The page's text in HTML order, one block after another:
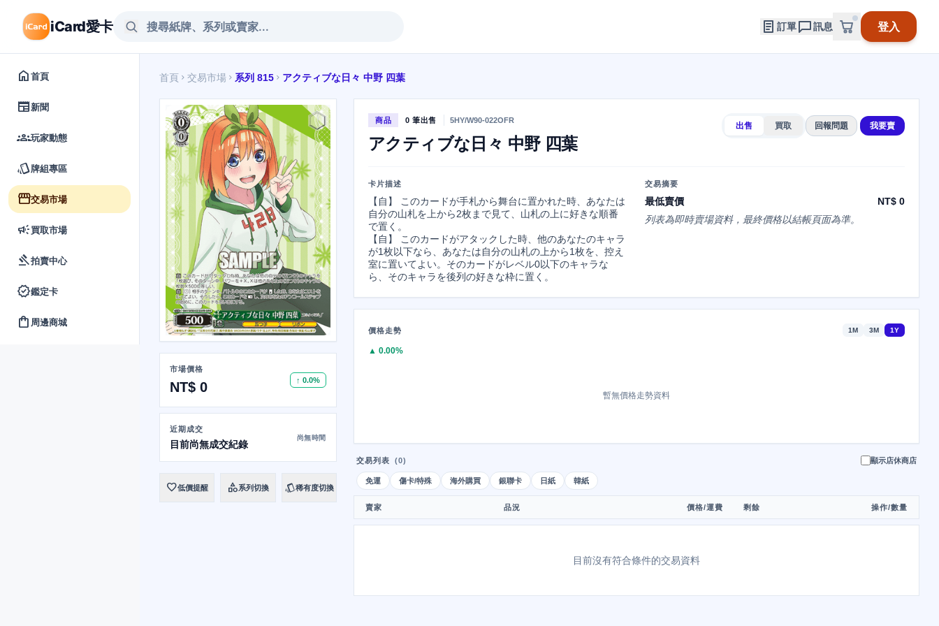
iCard愛卡 訂單 訊息 登入
home首頁
newspaper新聞
groups玩家動態
style牌組專區
storefront交易市場
campaign買取市場
gavel拍賣中心
verified鑑定卡
shopping_bag 周邊商城
首頁 chevron_right 交易市場 chevron_right 系列 815 chevron_right アクティブな日々 中野 四葉
市場價格
NT$ 0 ↑ 0.0%
近期成交
目前尚無成交紀錄
尚無時間
favorite低價提醒 category系列切換 style稀有度切換
商品 0 筆出售 5HY/W90-022OFR
アクティブな日々 中野 四葉
出售 買取 回報問題 我要賣
卡片描述
【自】 このカードが手札から舞台に置かれた時、あなたは
自分の山札を上から2枚まで見て、山札の上に好きな順番
で置く。
【自】 このカードがアタックした時、他のあなたのキャラ
が1枚以下なら、あなたは自分の山札の上から1枚を、控え
室に置いてよい。そのカードがレベル0以下のキャラな
ら、そのキャラを後列の好きな枠に置く。
交易摘要
最低賣價
NT$ 0
列表為即時賣場資料，最終價格以結帳頁面為準。
價格走勢 1M 3M 1Y
▲ 0.00%
暫無價格走勢資料
交易列表 (0) 顯示店休商店
免運 傷卡/特殊 海外購買 銀聯卡 日紙 韓紙
賣家 品況 價格/運費 剩餘 操作/數量
目前沒有符合條件的交易資料